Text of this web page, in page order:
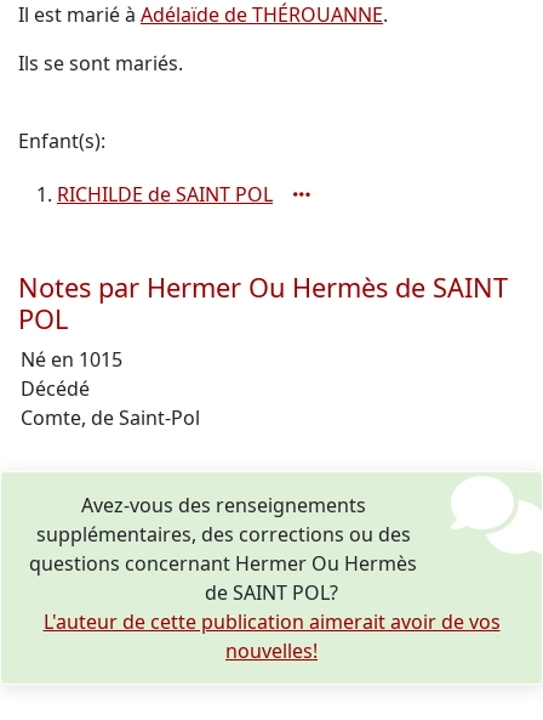
Il est marié à Adélaïde de THÉROUANNE.
Ils se sont mariés.
Enfant(s):
RICHILDE de SAINT POL
Notes par Hermer Ou Hermès de SAINT
POL
Né en 1015
Décédé
Comte, de Saint-Pol
Avez-vous des renseignements
supplémentaires, des corrections ou des
questions concernant Hermer Ou Hermès
de SAINT POL?
L'auteur de cette publication aimerait avoir de vos
nouvelles!